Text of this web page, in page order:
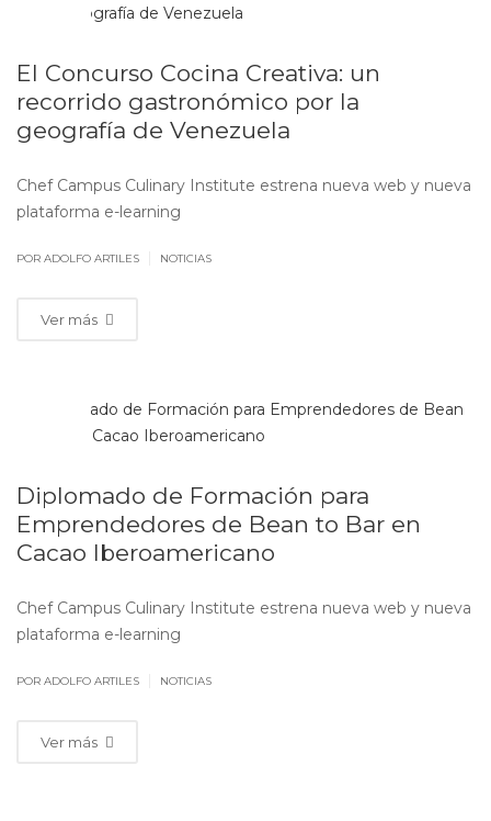
El Concurso Cocina Creativa: un
recorrido gastronómico por la
geografía de Venezuela
Chef Campus Culinary Institute estrena nueva web y nueva
plataforma e-learning
POR ADOLFO ARTILES NOTICIAS
Ver más
Diplomado de Formación para
Emprendedores de Bean to Bar en
Cacao Iberoamericano
Chef Campus Culinary Institute estrena nueva web y nueva
plataforma e-learning
POR ADOLFO ARTILES NOTICIAS
Ver más